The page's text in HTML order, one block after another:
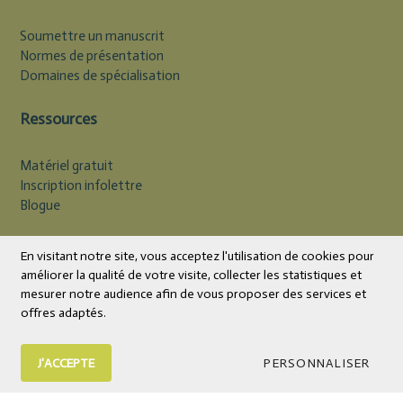
Soumettre un manuscrit
Normes de présentation
Domaines de spécialisation
Ressources
Matériel gratuit
Inscription infolettre
Blogue
© 2026 Éditions Midi Trente | Livres et outils psychoéducatifs
En visitant notre site, vous acceptez l'utilisation de cookies pour
améliorer la qualité de votre visite, collecter les statistiques et
mesurer notre audience afin de vous proposer des services et
offres adaptés.
J'ACCEPTE PERSONNALISER